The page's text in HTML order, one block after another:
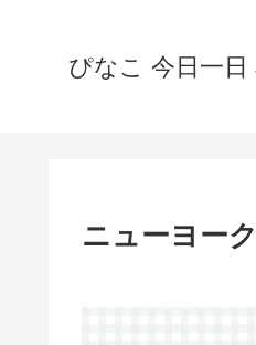
ぴなこ 今日一日
ニューヨー